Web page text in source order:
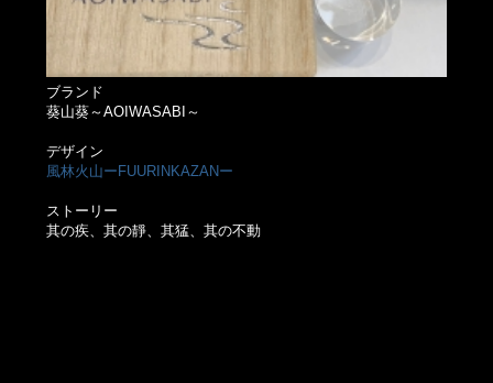
ブランド
葵山葵～AOIWASABI～
デザイン
風林火山ーFUURINKAZANー
ストーリー
其の疾、其の靜、其猛、其の不動